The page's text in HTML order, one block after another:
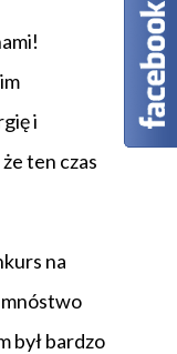
i
ten czas
na
był bardzo